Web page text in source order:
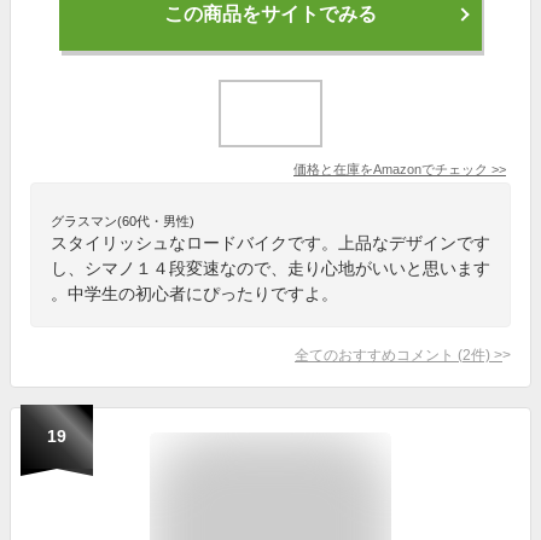
この商品をサイトでみる
価格と在庫をAmazonでチェック >>
グラスマン(60代・男性)
スタイリッシュなロードバイクです。上品なデザインです
し、シマノ１４段変速なので、走り心地がいいと思います
。中学生の初心者にぴったりですよ。
全てのおすすめコメント (2件) >
19